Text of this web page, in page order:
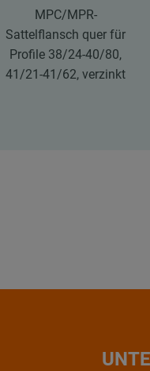
MPC/MPR-
Sattelflansch quer für
Profile 38/24-40/80,
41/21-41/62, verzinkt